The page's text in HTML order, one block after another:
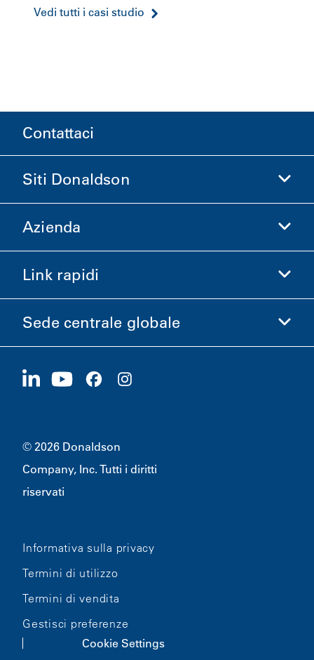
Vedi tutti i casi studio
Contattaci
Siti Donaldson
Donaldson Life Sciences
Azienda
Informazioni aziendali
Carriere
Link rapidi
Investitori
Sostenibilità
Sede centrale globale
1400 W 94th Street
© 2026 Donaldson
Company, Inc. Tutti i diritti
riservati
Informativa sulla privacy
Termini di utilizzo
Termini di vendita
Gestisci preferenze
Cookie Settings